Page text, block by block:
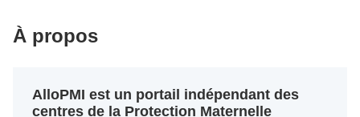
À propos
AlloPMI est un portail indépendant des
centres de la Protection Maternelle